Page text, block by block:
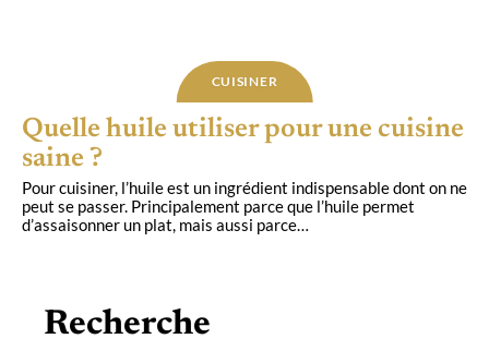
CUISINER
Quelle huile utiliser pour une cuisine
saine ?
Pour cuisiner, l’huile est un ingrédient indispensable dont on ne
peut se passer. Principalement parce que l’huile permet
d’assaisonner un plat, mais aussi parce…
Recherche